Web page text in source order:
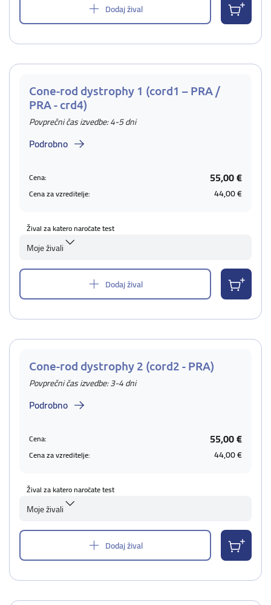
Dodaj žival
Cone-rod dystrophy 1 (cord1 – PRA /
PRA - crd4)
Povprečni čas izvedbe: 4-5 dni
Podrobno
Cena: 55,00 €
Cena za vzreditelje: 44,00 €
Žival za katero naročate test
Moje živali
Dodaj žival
Cone-rod dystrophy 2 (cord2 - PRA)
Povprečni čas izvedbe: 3-4 dni
Podrobno
Cena: 55,00 €
Cena za vzreditelje: 44,00 €
Žival za katero naročate test
Moje živali
Dodaj žival